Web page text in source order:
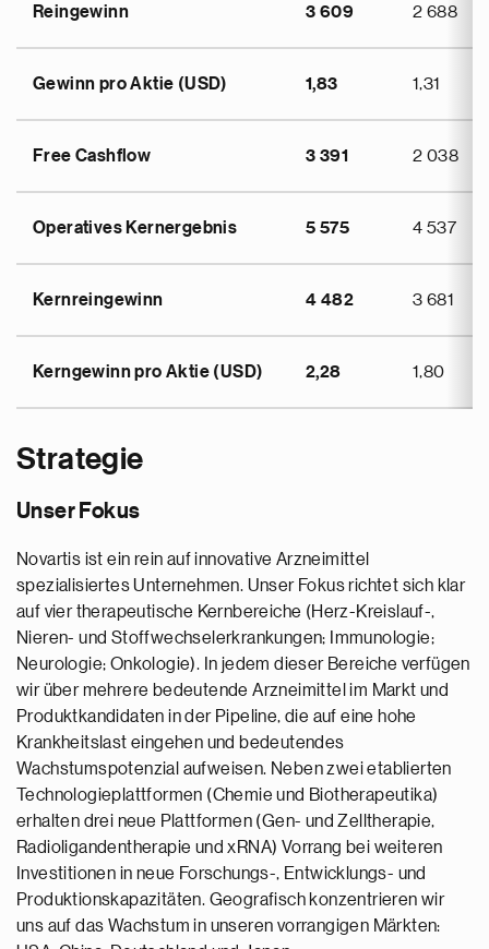
Reingewinn 3 609 2 688
Gewinn pro Aktie (USD) 1,83 1,31
Free Cashflow 3 391 2 038
Operatives Kernergebnis 5 575 4 537
Kernreingewinn 4 482 3 681
Kerngewinn pro Aktie (USD) 2,28 1,80
Strategie
Unser Fokus
Novartis ist ein rein auf innovative Arzneimittel
spezialisiertes Unternehmen. Unser Fokus richtet sich klar
auf vier therapeutische Kernbereiche (Herz-Kreislauf-,
Nieren- und Stoffwechselerkrankungen; Immunologie;
Neurologie; Onkologie). In jedem dieser Bereiche verfügen
wir über mehrere bedeutende Arzneimittel im Markt und
Produktkandidaten in der Pipeline, die auf eine hohe
Krankheitslast eingehen und bedeutendes
Wachstumspotenzial aufweisen. Neben zwei etablierten
Technologieplattformen (Chemie und Biotherapeutika)
erhalten drei neue Plattformen (Gen- und Zelltherapie,
Radioligandentherapie und xRNA) Vorrang bei weiteren
Investitionen in neue Forschungs-, Entwicklungs- und
Produktionskapazitäten. Geografisch konzentrieren wir
uns auf das Wachstum in unseren vorrangigen Märkten: